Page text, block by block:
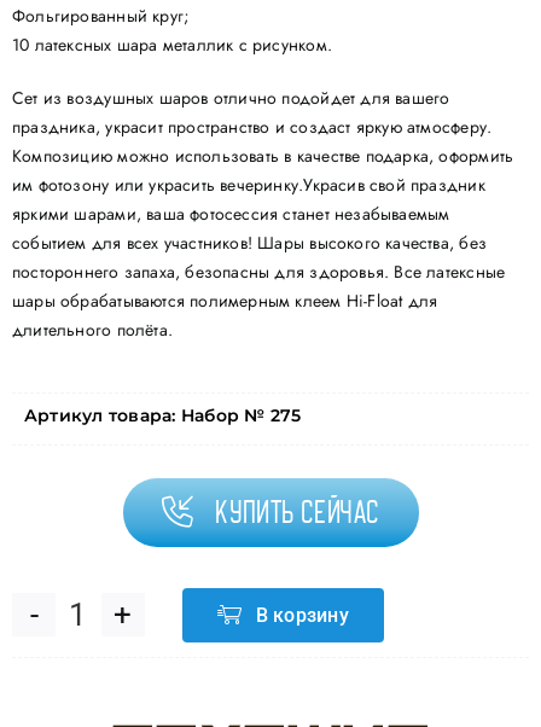
Фольгированный круг;
10 латексных шара металлик с рисунком.
Сет из воздушных шаров отлично подойдет для вашего
праздника, украсит пространство и создаст яркую атмосферу.
Композицию можно использовать в качестве подарка, оформить
им фотозону или украсить вечеринку.Украсив свой праздник
яркими шарами, ваша фотосессия станет незабываемым
событием для всех участников! Шары высокого качества, без
постороннего запаха, безопасны для здоровья. Все латексные
шары обрабатываются полимерным клеем Hi-Float для
длительного полёта.
Артикул товара: Набор № 275
Купить сейчас
Количество
В корзину